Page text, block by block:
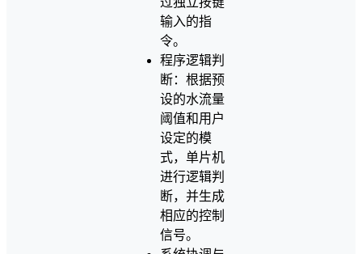
输入的指
令。
程序逻辑判
断：根据预
设的水流量
阈值和用户
设定的模
式，单片机
进行逻辑判
断，并生成
相应的控制
信号。